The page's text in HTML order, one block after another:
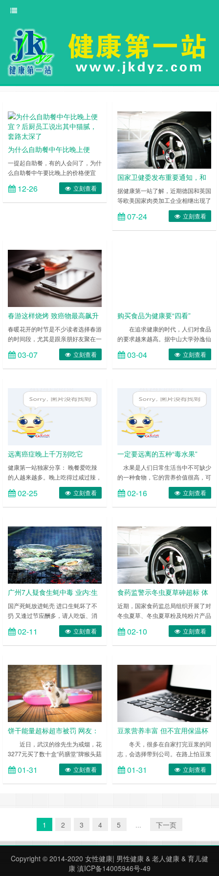
为什么自助餐中午比晚上便
宜？后厨员工说出其中猫腻，
套路太深了
一提起自助餐，有的人会问了，为什
么自助餐中午要比晚上的价格便宜
呢?后厨员工说出了其中的猫腻，看
完发现套路简直太深了，让人感慨真
的是长知识了。大家赶快来了解一下
晚上的好。我的表姐是一家自助餐厅
的员工，她告诉我，一般自助餐厅进
货……
12-26 立刻查看
国家卫健委发布重要通知，和
进口肉类有关
据健康第一站了解，近期德国和英国
等欧美国家肉类加工企业相继出现了
新冠肺炎聚集性疫情，屠宰、分割、
存储、包装等工作场所多为人员密集
的低温封闭环境，存在较大的病毒传
07-24 立刻查看
春游这样烧烤 致癌物最高飙升
100倍
春暖花开的时节是不少读者选择春游
的时间段，尤其是跟亲朋好友聚在一
起烧烤、聊天，似乎是一件非常惬意
的事情。但是，您在烧烤的时候有没
有注意一个细节：您烤的肉类的肉脂
的！不但有问题，还会出现大问题！
烤肉油脂滴到高温木炭 致癌物
飙升 台湾大学最新研究发现，
若烤肉肉脂滴到高温木炭的话，释放
出的致……
03-07 立刻查看
购买食品为健康要“四看”
在追求健康的时代，人们对食品
的要求越来越高。据中山大学孙逸仙
纪念医院临床营养科主任、广东省营
养学会常务理事陈超刚副教授介绍，
时代的转变，为了家庭老少的健康，
食品的基本信息，还有食品的主要营
养成分列表，即营养标签。因此，在
众多食品标签的信息中，哪些内容更
应该特别注意呢?来看看专家怎么
说。 一看……
03-04 立刻查看
远离癌症晚上千万别吃它
健康第一站独家分享： 晚餐爱吃辣
的人越来越多。晚上吃得过咸过辣，
如摄入大量辣椒、大蒜及生洋葱等辛
辣的食物，易让肠胃产生灼烧感，导
致胃食管反流或便秘、大便干燥、消
硬食物 晚上，肠胃需要温和消化。
汤圆、年糕、切糕等不易消化的食
物，以及干煸、干炸、水分很少的干
硬食物，进入胃内后，会直接影响胃
的工作，让消化活动变得异常亢奋，
容易导致急……
02-25 立刻查看
一定要远离的五种“毒水果”
水果是人们日常生活当中不可缺少
的一种食物，它的营养价值很高，可
以帮助人体补充很多种维生素。但是
有的水果却并不健康，甚至有毒。那
么你知道有哪些饮食禁忌吗？今天小
果”，一起来了解一下吧！ 一、打蜡
苹果 苹果上蜡早已不是新鲜事，营
养学家说，苹果皮比苹果肉有营养，
宜多吃，但裹蜡的苹果皮还能多吃
吗?事实上，国家是允许在水果表面
做打蜡保……
02-16 立刻查看
广州7人疑食生蚝中毒 业内:生
蚝烧烤多不新鲜
国产死蚝放进蚝壳 进口生蚝坏了不
扔 又逢过节应酬多，请人吃饭、消
夜点一份生蚝，在许多广州人看来，
这都不是事儿。然而，近日一则消息
震惊了众人——广州市民朱先生一行
疑似吃生蚝中招。其实类似的消息并
不少见。2015年6月，温州苍南一市
民吃了约二十只生蚝后感染海洋创伤
弧菌住院。生蚝虽好吃，食之不当易
受伤。资深“蚝客”表示，新鲜的国
产……
02-11 立刻查看
食药监警示冬虫夏草砷超标 体
内蓄积或暗藏风险
近期，国家食药监总局组织开展了对
冬虫夏草、冬虫夏草粉及纯粉片产品
的监测检验。检验的冬虫夏草、冬虫
夏草粉及纯粉片产品中，砷含量为
4.4-9.9 mg/kg。 冬虫夏草属中药
示，保健食品国家安全标准中砷限量
值为1.0mg/kg，长期食用冬虫夏
草、冬虫夏草粉及纯粉片等产品会造
成砷过量摄入，并可能在人体内蓄
积，存在较高风险。 春节即将
02-10 立刻查看
饼干能量超标超市被罚 网友：
厂家也应该赔偿
近日，武汉的徐先生为戒烟，花
3277元买了数十盒“药膳堂”牌猴头菇
酥性饼干，当零食吃。一直在锻炼的
他发现越吃越胖。他将饼干送去质监
部门检测，结果发现，饼干实际能量
01-31 立刻查看
豆浆营养丰富 但不宜用保温杯
冬天，很多在自家打完豆浆的同
志，会选择带到公司。在路上怕豆浆
冷掉，会用保温杯装着。豆浆里含丰
富的蛋白质，却是细菌很好的天然培
养基地。 ……
01-31 立刻查看
1 2 3 4 5 ... 下一页
Copyright © 2014-2020 女性健康| 男性健康 & 老人健康 & 育儿健
康 滇ICP备14005946号-49